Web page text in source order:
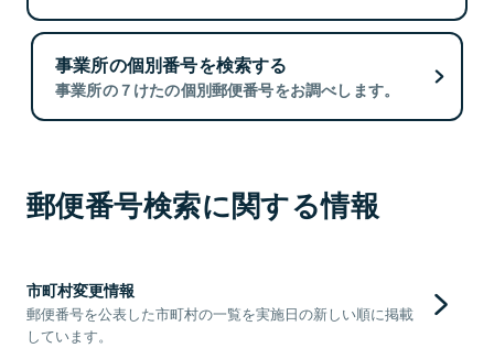
事業所の個別番号を検索する
事業所の７けたの個別郵便番号をお調べします。
郵便番号検索に関する情報
市町村変更情報
郵便番号を公表した市町村の一覧を実施日の新しい順に掲載
しています。